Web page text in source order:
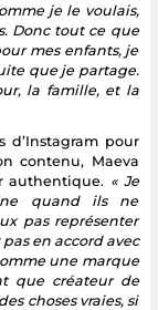
je le voulais,
Donc tout ce que
mes enfants, je
que je partage.
la famille, et la
d’Instagram pour
contenu, Maeva
authentique. « Je
quand ils ne
pas représenter
en accord avec
une marque
que créateur de
choses vraies, si